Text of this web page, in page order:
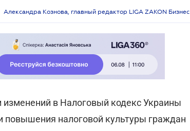
Александра Кознова, главный редактор LIGA ZAKON Бизнес
в Налоговый кодекс Украины
повышения налоговой культуры граждан